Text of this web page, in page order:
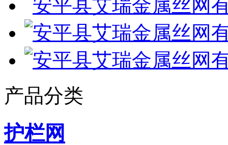
产品分类
护栏网